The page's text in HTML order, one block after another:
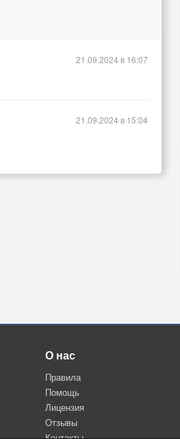
21.09.2024 в 16:07
21.09.2024 в 15:04
О нас
Правила
Помощь
Лицензия
Отзывы